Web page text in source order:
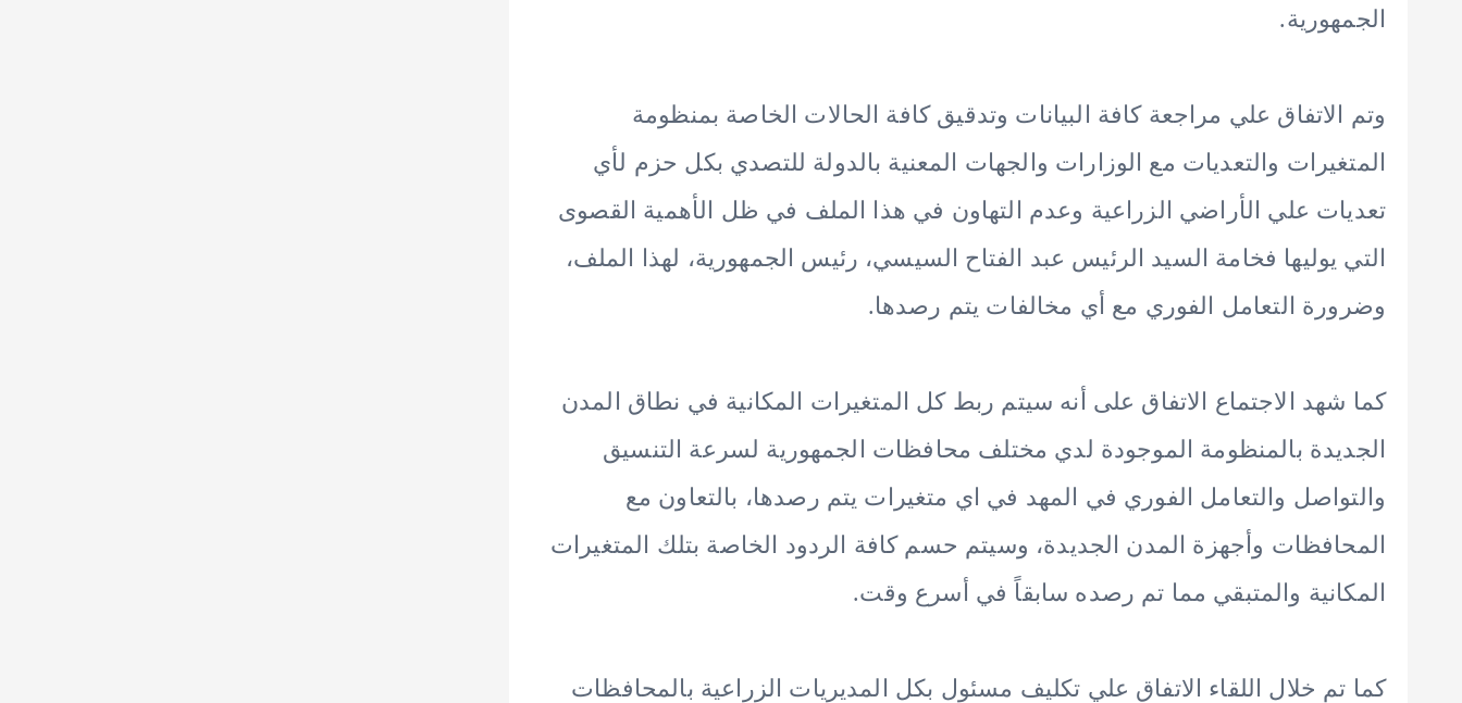
الجمهورية.
وتم الاتفاق علي مراجعة كافة البيانات وتدقيق كافة الحالات الخاصة بمنظومة
المتغيرات والتعديات مع الوزارات والجهات المعنية بالدولة للتصدي بكل حزم لأي
تعديات علي الأراضي الزراعية وعدم التهاون في هذا الملف في ظل الأهمية القصوى
التي يوليها فخامة السيد الرئيس عبد الفتاح السيسي، رئيس الجمهورية، لهذا الملف،
وضرورة التعامل الفوري مع أي مخالفات يتم رصدها.
كما شهد الاجتماع الاتفاق على أنه سيتم ربط كل المتغيرات المكانية في نطاق المدن
الجديدة بالمنظومة الموجودة لدي مختلف محافظات الجمهورية لسرعة التنسيق
والتواصل والتعامل الفوري في المهد في اي متغيرات يتم رصدها، بالتعاون مع
المحافظات وأجهزة المدن الجديدة، وسيتم حسم كافة الردود الخاصة بتلك المتغيرات
المكانية والمتبقي مما تم رصده سابقاً في أسرع وقت.
كما تم خلال اللقاء الاتفاق علي تكليف مسئول بكل المديريات الزراعية بالمحافظات